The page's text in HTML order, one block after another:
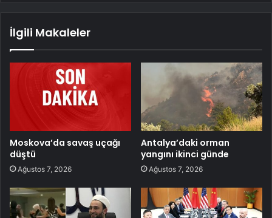
İlgili Makaleler
Moskova’da savaş uçağı
düştü
Ağustos 7, 2026
Antalya’daki orman
yangını ikinci günde
Ağustos 7, 2026